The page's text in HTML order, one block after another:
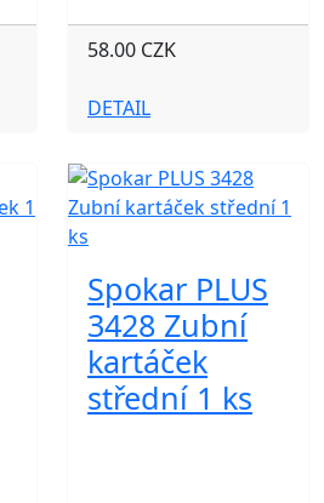
58.00 CZK
DETAIL
Spokar PLUS
3428 Zubní
kartáček
střední 1 ks